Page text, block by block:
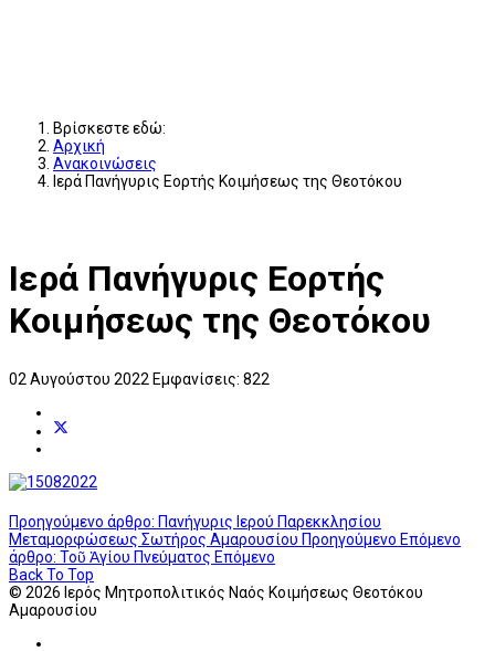
Βρίσκεστε εδώ:
Αρχική
Ανακοινώσεις
Ιερά Πανήγυρις Εορτής Κοιμήσεως της Θεοτόκου
Ιερά Πανήγυρις Εορτής
Κοιμήσεως της Θεοτόκου
02 Αυγούστου 2022 Εμφανίσεις: 822
Προηγούμενο άρθρο: Πανήγυρις Ιερού Παρεκκλησίου
Μεταμορφώσεως Σωτήρος Αμαρουσίου Προηγούμενο Επόμενο
άρθρο: Τοῦ Ἁγίου Πνεύματος Επόμενο
Back To Top
© 2026 Ιερός Μητροπολιτικός Ναός Κοιμήσεως Θεοτόκου
Αμαρουσίου